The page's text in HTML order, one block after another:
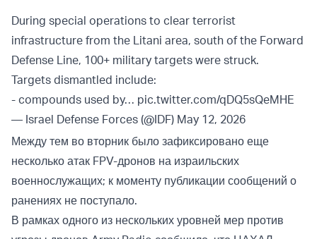
During special operations to clear terrorist
infrastructure from the Litani area, south of the Forward
Defense Line, 100+ military targets were struck.
Targets dismantled include:
- compounds used by… pic.twitter.com/qDQ5sQeMHE
— Israel Defense Forces (@IDF) May 12, 2026
Между тем во вторник было зафиксировано еще
несколько атак FPV-дронов на израильских
военнослужащих; к моменту публикации сообщений о
ранениях не поступало.
В рамках одного из нескольких уровней мер против